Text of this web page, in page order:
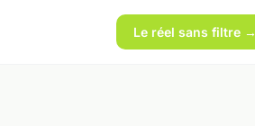
Le réel sans filtre →